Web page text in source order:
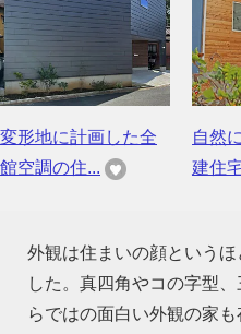
変形地に計画した全
館空調の住...
自然
建住
外観は住まいの顔という
した。真四角やコの字型
らではの面白い外観の家